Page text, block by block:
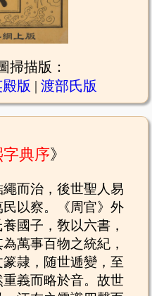
掃描版：
版 |渡部氏版
典序》
而治，後世聖人易
以察。《周官》外
國子，敎以六書，
萬事百物之統紀，
隷，随世逓變，至
義而略於音。故世